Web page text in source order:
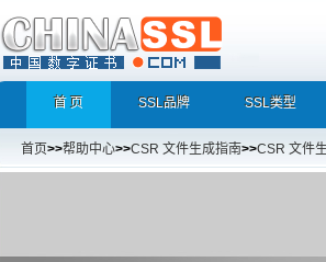
首 页 SSL品牌 SSL类型
首页>>帮助中心>>CSR 文件生成指南>>CSR 文件